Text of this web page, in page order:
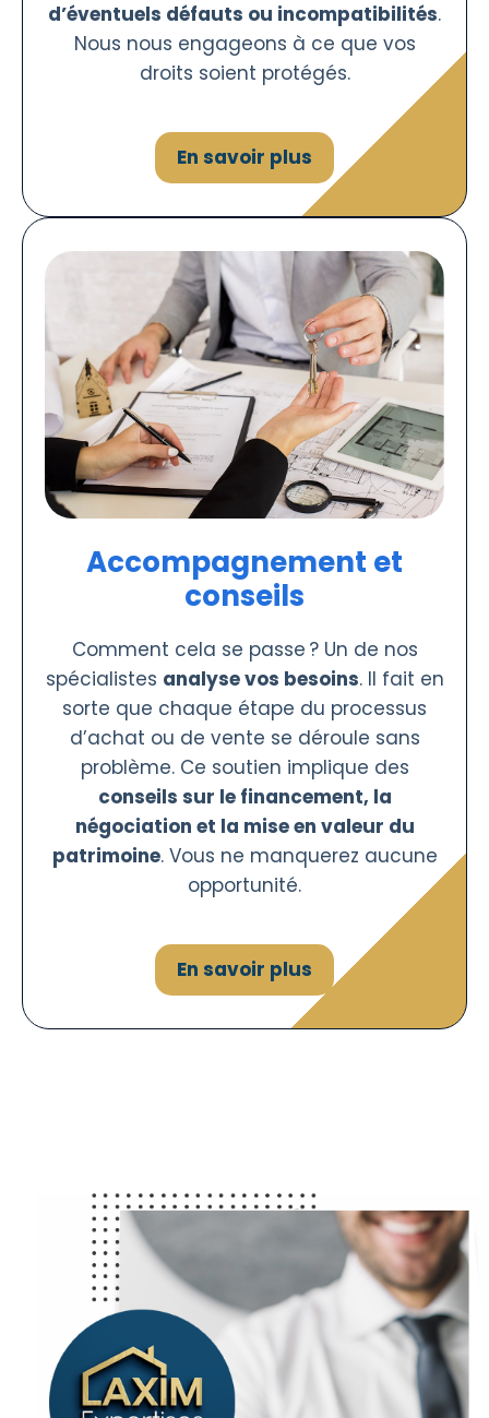
d’éventuels défauts ou incompatibilités.
Nous nous engageons à ce que vos
droits soient protégés.
En savoir plus
Accompagnement et
conseils
Comment cela se passe ? Un de nos
spécialistes analyse vos besoins. Il fait en
sorte que chaque étape du processus
d’achat ou de vente se déroule sans
problème. Ce soutien implique des
conseils sur le financement, la
négociation et la mise en valeur du
patrimoine. Vous ne manquerez aucune
opportunité.
En savoir plus